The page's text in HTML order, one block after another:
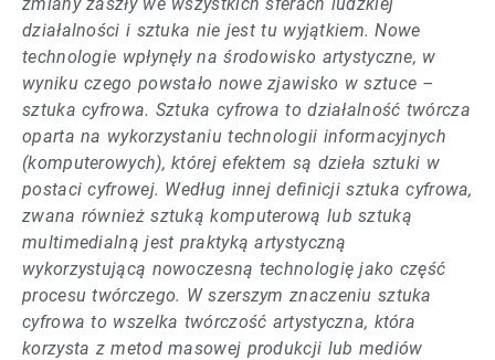
działalności i sztuka nie jest tu wyjątkiem. Nowe
technologie wpłynęły na środowisko artystyczne, w
wyniku czego powstało nowe zjawisko w sztuce –
sztuka cyfrowa. Sztuka cyfrowa to działalność twórcza
oparta na wykorzystaniu technologii informacyjnych
(komputerowych), której efektem są dzieła sztuki w
postaci cyfrowej. Według innej definicji sztuka cyfrowa,
zwana również sztuką komputerową lub sztuką
multimedialną jest praktyką artystyczną
wykorzystującą nowoczesną technologię jako część
procesu twórczego. W szerszym znaczeniu sztuka
cyfrowa to wszelka twórczość artystyczna, która
korzysta z metod masowej produkcji lub mediów